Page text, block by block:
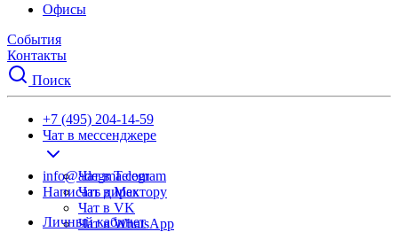
Офисы
События
Контакты
Поиск
+7 (495) 204-14-59
Чат в мессенджере
Чат в Telegram
Чат в Max
Чат в VK
Чат в WhatsApp
info@adegma.com
Написать директору
Личный кабинет